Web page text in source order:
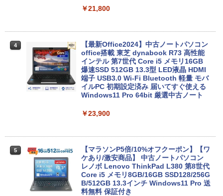
￥21,800
4
【最新Office2024】中古ノートパソコン
office搭載 東芝 dynabook R73 高性能
インテル 第7世代 Core i5 メモリ16GB
爆速SSD 512GB 13.3型 LED液晶 HDMI
端子 USB3.0 Wi-Fi Bluetooth 軽量 モバ
イルPC 初期設定済み 届いてすぐ使える
Windows11 Pro 64bit 厳選中古ノート
￥23,900
5
【マラソンP5倍/10%オフクーポン】【ワ
ケあり/激安商品】 中古ノートパソコン
レノボ Lenovo ThinkPad L380 第8世代
Core i5 メモリ8GB/16GB SSD128/256G
B/512GB 13.3インチ Windows11 Pro 送
料無料 保証付き